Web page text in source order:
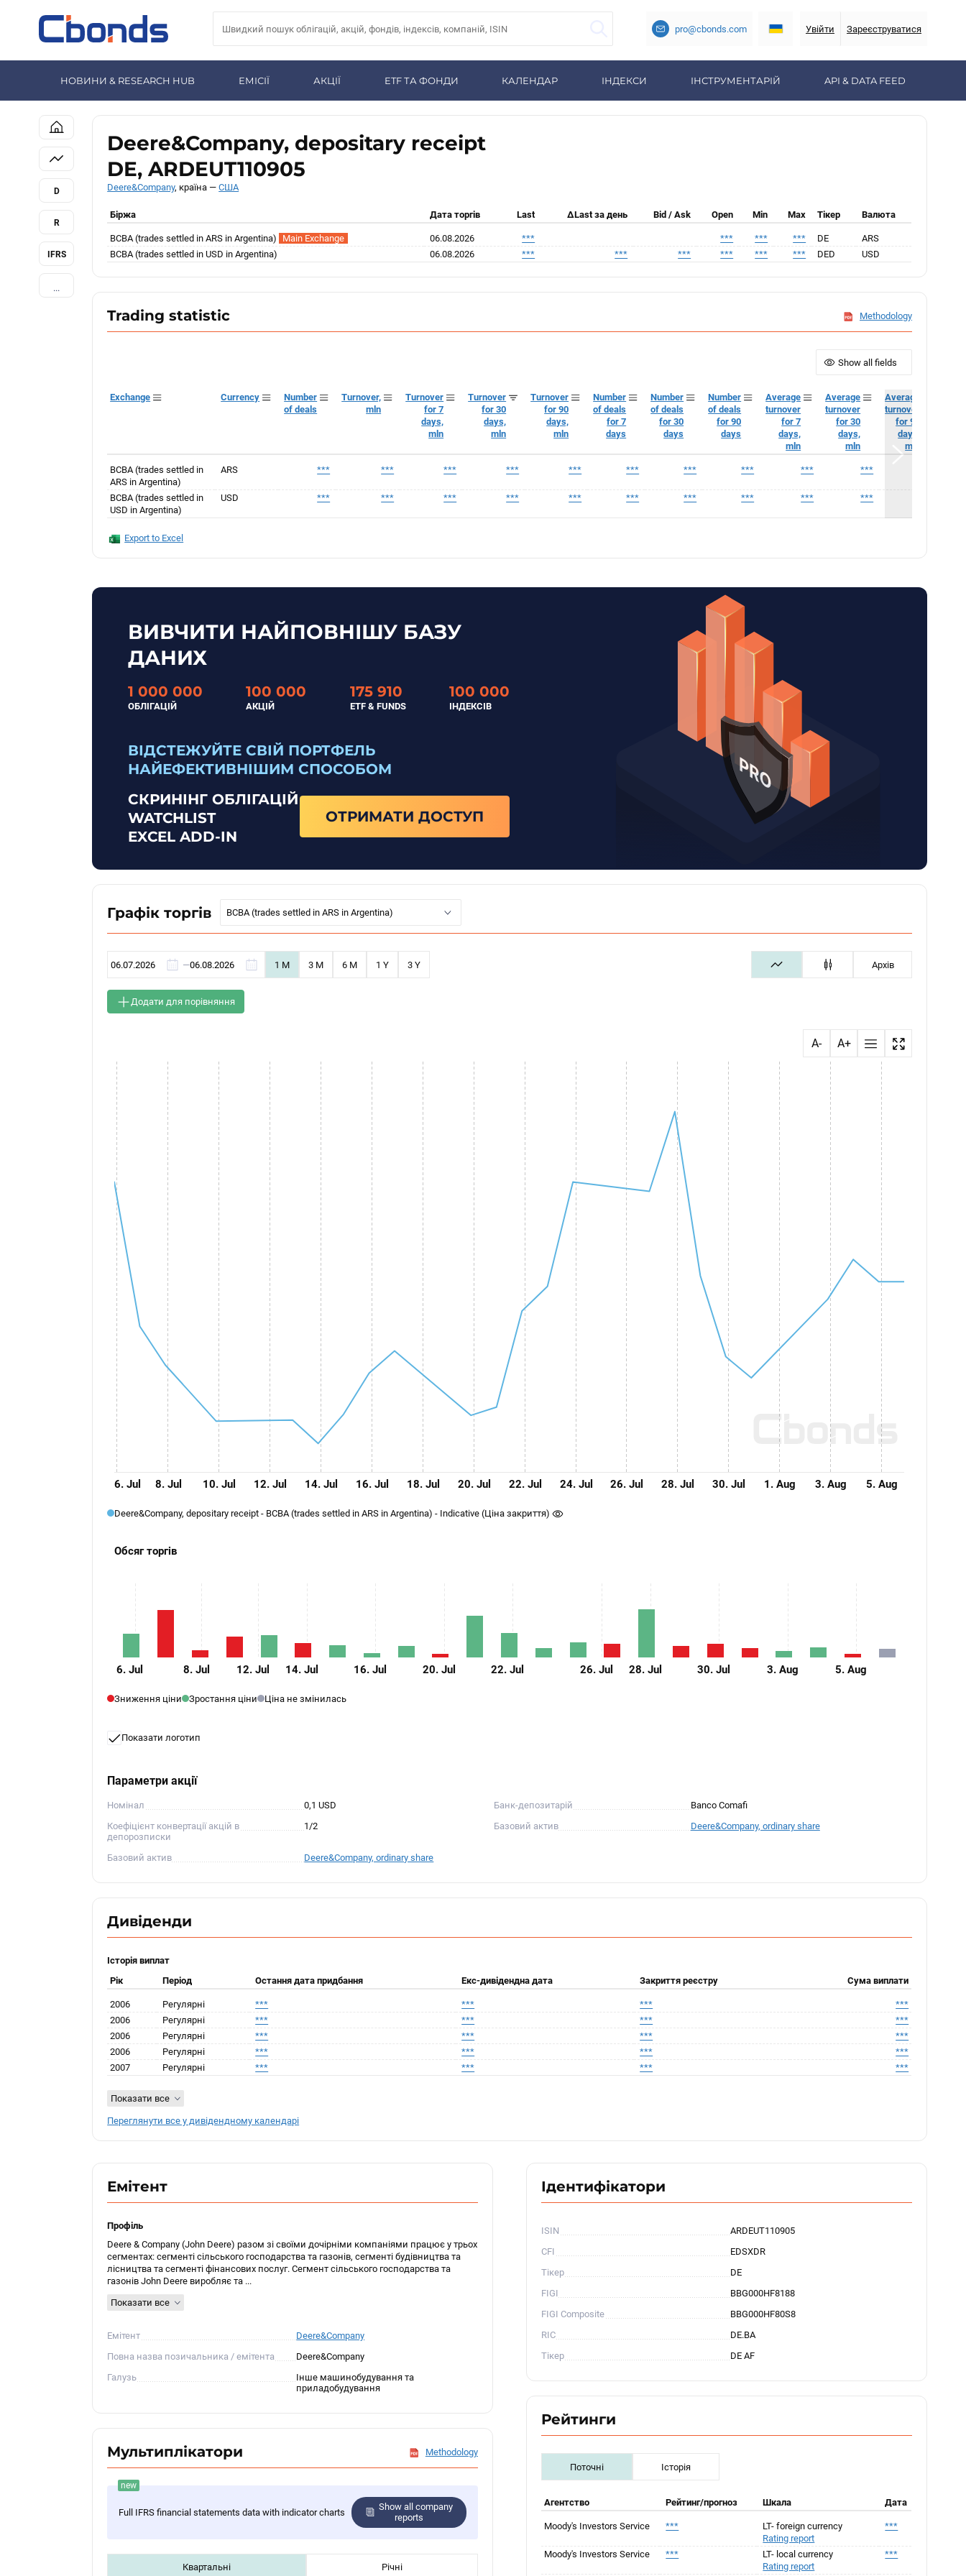
pro@cbonds.com Увійти Зареєструватися
НОВИНИ & RESEARCH HUB ЕМІСІЇ АКЦІЇ ETF ТА ФОНДИ КАЛЕНДАР ІНДЕКСИ ІНСТРУМЕНТАРІЙ API & DATA FEED
D
R
IFRS
...
Deere&Company, depositary receipt
DE, ARDEUT110905
Deere&Company, країна —США
Біржа Дата торгів Last ΔLast за день Bid / Ask Open Min Max Тікер Валюта
BCBA (trades settled in ARS in Argentina) Main Exchange 06.08.2026 *** *** *** *** DE
ARS
BCBA (trades settled in USD in Argentina)
06.08.2026 *** *** *** *** *** *** DED USD
Trading statistic Methodology
Show all fields
Exchange Currency
Number
of deals
Turnover,
mln
Turnover
for 7
days,
mln
Turnover
for 30
days,
mln
Turnover
for 90
days,
mln
Number
of deals
for 7
days
Number
of deals
for 30
days
Number
of deals
for 90
days
Average
turnover
for 7
days,
mln
Average
turnover
for 30
days,
mln
Average
turnover
for 90
days,
mln
BCBA (trades settled in
ARS in Argentina)
ARS *** *** *** *** *** *** *** *** *** ***
BCBA (trades settled in
USD in Argentina)
USD *** *** *** *** *** *** *** *** *** ***
Export to Excel
ВИВЧИТИ НАЙПОВНІШУ БАЗУ
ДАНИХ
1 000 000
ОБЛІГАЦІЙ
100 000
АКЦІЙ
175 910
ETF & FUNDS
100 000
ІНДЕКСІВ
ВІДСТЕЖУЙТЕ СВІЙ ПОРТФЕЛЬ
НАЙЕФЕКТИВНІШИМ СПОСОБОМ
СКРИНІНГ ОБЛІГАЦІЙ
WATCHLIST
EXCEL ADD-IN
ОТРИМАТИ ДОСТУП
Графік торгів BCBA (trades settled in ARS in Argentina)
Архів
— 1 M 3 M 6 M 1 Y 3 Y
Додати для порівняння
A- A+
6. Jul 8. Jul 10. Jul 12. Jul 14. Jul 16. Jul 18. Jul 20. Jul 22. Jul 24. Jul 26. Jul 28. Jul 30. Jul 1. Aug 3. Aug 5. Aug
Deere&Company, depositary receipt - BCBA (trades settled in ARS in Argentina) - Indicative (Ціна закриття)
Обсяг торгів
6. Jul 8. Jul 12. Jul 14. Jul 16. Jul 20. Jul 22. Jul 26. Jul 28. Jul 30. Jul 3. Aug 5. Aug
Зниження ціни Зростання ціни Ціна не змінилась
Показати логотип
Параметри акції
Номінал
0,1 USD
Коефіцієнт конвертації акцій в
депорозписки
1/2
Базовий актив Deere&Company, ordinary share
Банк-депозитарій
Banco Comafi
Базовий актив
Deere&Company, ordinary share
Дивіденди
Історія виплат
Рік
Період Остання дата придбання Екс-дивідендна дата Закриття реєстру Сума виплати
2006 Регулярні *** *** ***
***
2006
Регулярні *** *** ***
***
2006
Регулярні *** *** ***
***
2006
Регулярні *** *** ***
***
2007
Регулярні *** *** *** ***
Показати все
Переглянути все у дивідендному календарі
Емітент
Профіль
Deere & Company (John Deere) разом зі своїми дочірніми компаніями працює у трьох
сегментах: сегменті сільського господарства та газонів, сегменті будівництва та
лісництва та сегменті фінансових послуг. Сегмент сільського господарства та
газонів John Deere виробляє та ...
Показати все
Емітент
Deere&Company
Повна назва позичальника / емітента
Deere&Company
Галузь
Інше машинобудування та
приладобудування
Мультиплікатори Methodology
new
Full IFRS financial statements data with indicator charts
Show all company
reports
Квартальні Річні
Ідентифікатори
ISIN
ARDEUT110905
CFI
EDSXDR
Тікер
DE
FIGI
BBG000HF8188
FIGI Composite
BBG000HF80S8
RIC
DE.BA
Тікер
DE AF
Рейтинги
Поточні Історія
Агентство Рейтинг/прогноз Шкала Дата
Moody's Investors Service ***
LT- foreign currency
Rating report
***
Moody's Investors Service ***
LT- local currency
Rating report
***